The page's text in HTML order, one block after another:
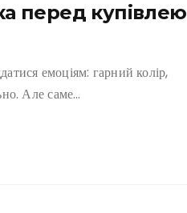
перед купівлею
емоціям: гарний колір,
Але саме…